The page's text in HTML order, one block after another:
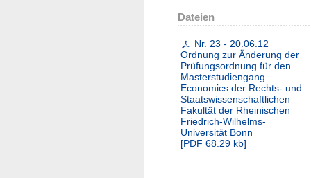
Dateien
Nr. 23 - 20.06.12
Ordnung zur Änderung der
Prüfungsordnung für den
Masterstudiengang
Economics der Rechts- und
Staatswissenschaftlichen
Fakultät der Rheinischen
Friedrich-Wilhelms-
Universität Bonn
[PDF 68.29 kb]